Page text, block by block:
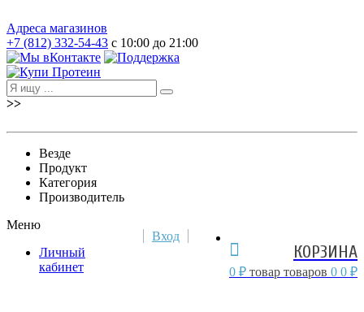
Адреса магазинов
+7 (812) 332-54-43 с 10:00 до 21:00
>>
Везде
Продукт
Категория
Производитель
Вход
КОРЗИНА
0 ₽ товар товаров 0 0 ₽
Меню
Личный
кабинет